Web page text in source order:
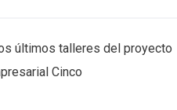
últimos talleres del proyecto
Cinco